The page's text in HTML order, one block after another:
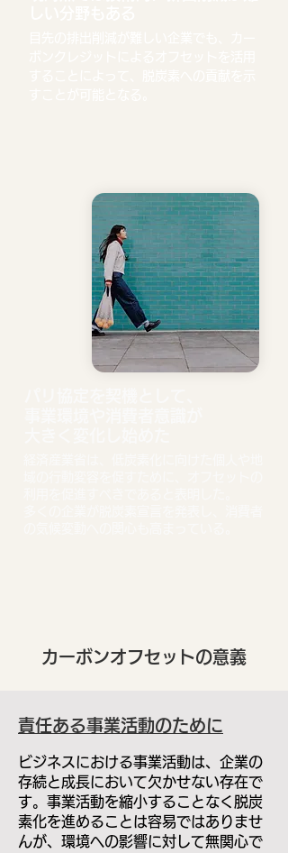
カーボンオフセットの意義
責任ある事業活動のために
ビジネスにおける事業活動は、企業の
存続と成長において欠かせない存在で
す。事業活動を縮小することなく脱炭
素化を進めることは容易ではありませ
んが、環境への影響に対して無関心で